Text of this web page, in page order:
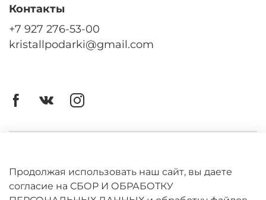
Оферта
Политика конфиденциальности
Контакты
+7 927 276-53-00
kristallpodarki@gmail.com
Продолжая использовать наш сайт, вы даете
согласие на СБОР И ОБРАБОТКУ